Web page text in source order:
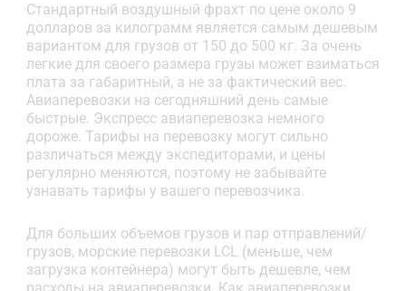
Стандартный воздушный фрахт по цене около 9
долларов за килограмм является самым дешевым
вариантом для грузов от 150 до 500 кг. За очень
легкие для своего размера грузы может взиматься
плата за габаритный, а не за фактический вес.
Авиаперевозки на сегодняшний день самые
быстрые. Экспресс авиаперевозка немного
дороже. Тарифы на перевозку могут сильно
различаться между экспедиторами, и цены
регулярно меняются, поэтому не забывайте
узнавать тарифы у вашего перевозчика.
Для больших объемов грузов и пар отправлений/
грузов, морские перевозки LCL (меньше, чем
загрузка контейнера) могут быть дешевле, чем